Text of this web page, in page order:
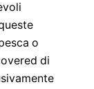
o
di